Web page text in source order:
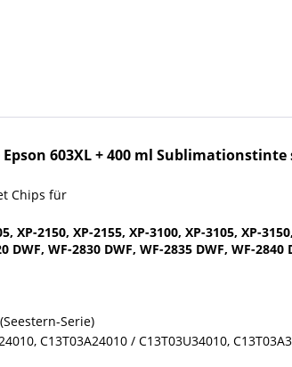
603XL +400 ml Sublimationstinte
Chips für
XP-2150, XP-2155, XP-3100, XP-3105, XP-
WF-2830 DWF, WF-2835 DWF, WF-2840
Serie)
C13T03A24010 / C13T03U34010,